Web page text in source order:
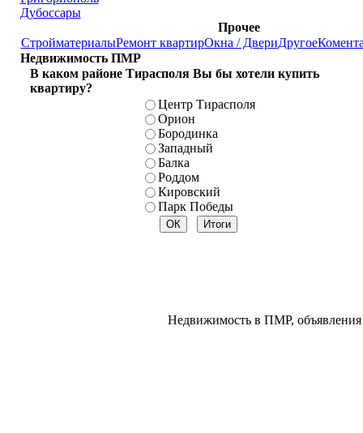
Дубоссары
Прочее
СтройматериалыРемонт квартирОкна / ДвериДругое
Недвижимость ПМР
В каком районе Тирасполя Вы бы хотели купить
квартиру?
Центр Тирасполя
Орион
Бородинка
Западный
Балка
Роддом
Кировский
Парк Победы
Недвижимость в ПМР, объявления